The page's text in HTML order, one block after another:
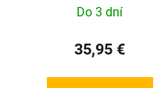
Do 3 dní
35,95 €